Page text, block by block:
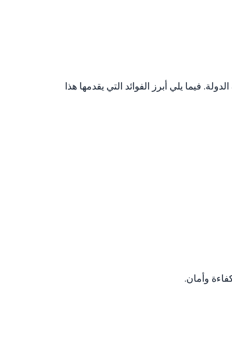
فيما يلي أبرز الفوائد التي يقدمها هذا
وأمان.